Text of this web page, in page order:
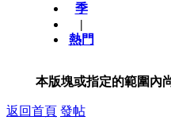
季
|
熱門
本版塊或指定的範圍內
返回首頁 發帖